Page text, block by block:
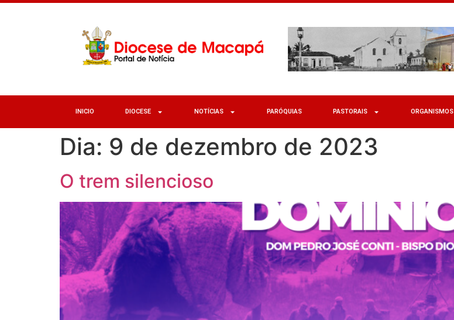
INICIO DIOCESE NOTÍCIAS PARÓQUIAS PASTORAIS ORGANISMOS
Dia: 9 de dezembro de 2023
O trem silencioso